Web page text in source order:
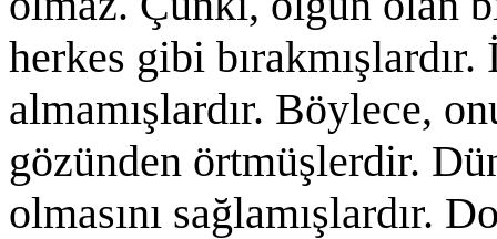
herkes gibi bırakmışlardır.
almamışlardır. Böylece,
gözünden örtmüşlerdir.
olmasını sağlamışlardır.